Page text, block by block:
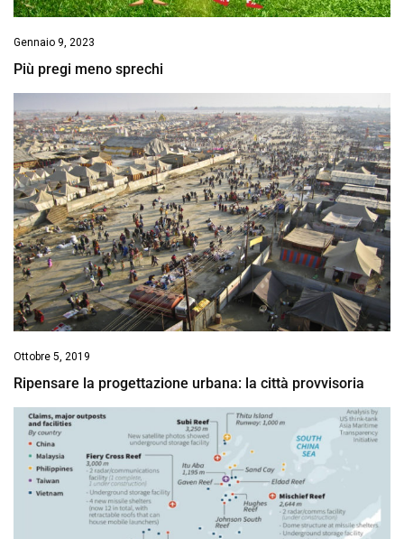
Gennaio 9, 2023
Più pregi meno sprechi
Ottobre 5, 2019
Ripensare la progettazione urbana: la città provvisoria